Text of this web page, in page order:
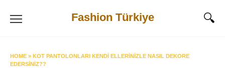
Fashion Türkiye
HOME » KOT PANTOLONLARI KENDI ELLERINIZLE NASIL DEKORE
EDERSINIZ??